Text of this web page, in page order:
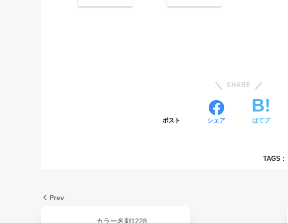
SHARE
ポスト シェア はてブ
TAGS :
Prev
カラー名刺1228